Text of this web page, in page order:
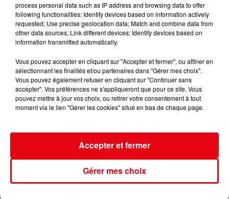
process personal data such as IP address and browsing data to offer
following functionalities: Identify devices based on information actively
requested; Use precise geolocation data; Match and combine data from
other data sources; Link different devices; Identify devices based on
information transmitted automatically.
Vous pouvez accepter en cliquant sur "Accepter et fermer", ou affiner en
sélectionnant les finalités et/ou partenaires dans "Gérer mes choix".
Vous pouvez également refuser en cliquant sur "Continuer sans
accepter". Vos préférences ne s'appliqueront que pour ce site. Vous
pouvez mettre à jour vos choix, ou retirer votre consentement à tout
moment via le lien "Gérer les cookies" situé en bas de chaque page.
Gérer mes choix
Accepter et fermer